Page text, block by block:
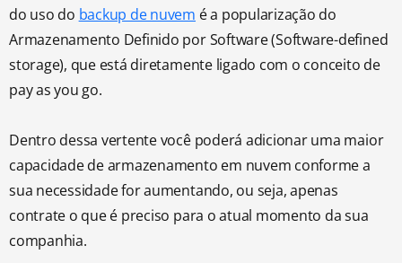
do uso do backup de nuvem é a popularização do
Armazenamento Definido por Software (Software-defined
storage), que está diretamente ligado com o conceito de
pay as you go.
Dentro dessa vertente você poderá adicionar uma maior
capacidade de armazenamento em nuvem conforme a
sua necessidade for aumentando, ou seja, apenas
contrate o que é preciso para o atual momento da sua
companhia.